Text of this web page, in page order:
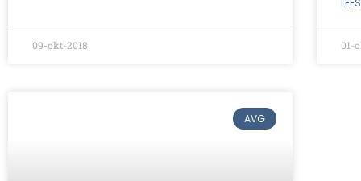
09-okt-2018 01-
AVG